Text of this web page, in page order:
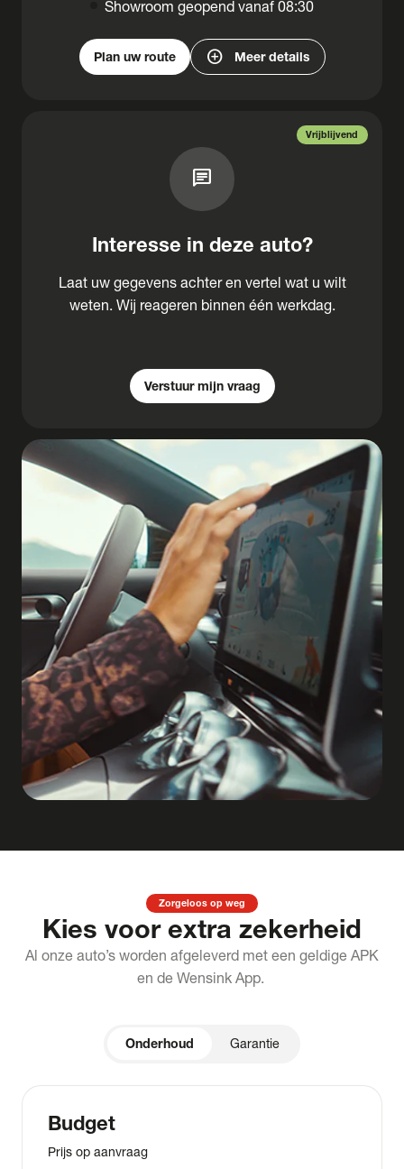
Showroom geopend vanaf 08:30
Plan uw route add_circle Meer details
Vrijblijvend
chat
Interesse in deze auto?
Laat uw gegevens achter en vertel wat u wilt
weten. Wij reageren binnen één werkdag.
Verstuur mijn vraag
Zorgeloos op weg
Kies voor extra zekerheid
Al onze auto’s worden afgeleverd met een geldige APK
en de Wensink App.
Onderhoud Garantie
Budget
Prijs op aanvraag